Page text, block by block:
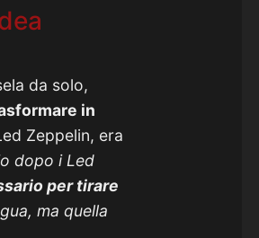
da solo,
in
Zeppelin, era
dopo i Led
per tirare
ma quella